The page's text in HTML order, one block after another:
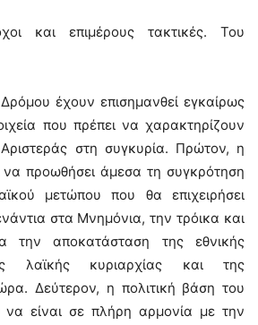
και επιμέρους τακτικές. Του
έχουν επισημανθεί εγκαίρως
που πρέπει να χαρακτηρίζουν
στη συγκυρία. Πρώτον, η
να προωθήσει άμεσα τη συγκρότηση
μετώπου που θα επιχειρήσει
στα Μνημόνια, την τρόικα και
την αποκατάσταση της εθνικής
λαϊκής κυριαρχίας και της
Δεύτερον, η πολιτική βάση του
να είναι σε πλήρη αρμονία με την